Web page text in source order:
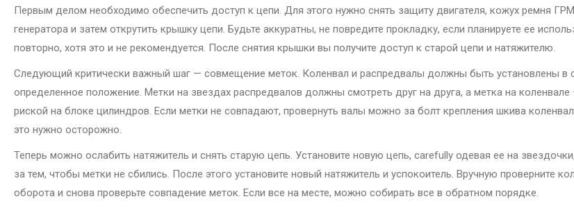
Первым делом необходимо обеспечить доступ к цепи. Для этого нужно снять защиту двигателя, кожух ремня
генератора и затем открутить крышку цепи. Будьте аккуратны, не повредите прокладку, если планируете ее
повторно, хотя это и не рекомендуется. После снятия крышки вы получите доступ к старой цепи и натяжителю.
Следующий критически важный шаг — совмещение меток. Коленвал и распредвалы должны быть установлены в
определенное положение. Метки на звездах распредвалов должны смотреть друг на друга, а метка на
риской на блоке цилиндров. Если метки не совпадают, провернуть валы можно за болт крепления шкива
это нужно осторожно.
Теперь можно ослабить натяжитель и снять старую цепь. Установите новую цепь, carefully одевая ее на
за тем, чтобы метки не сбились. После этого установите новый натяжитель и успокоитель. Вручную проверните
оборота и снова проверьте совпадение меток. Если все на месте, можно собирать все в обратном порядке.